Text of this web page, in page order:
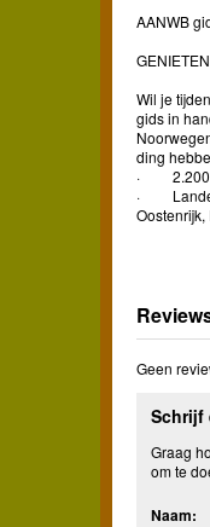
AANWB
Wil je
gids in
ding
· 2.200
· Landen:
Geen
Schrijf
Graag
om te
Naam: